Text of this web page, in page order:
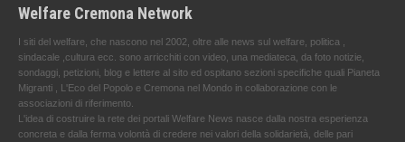
Welfare Cremona Network
I siti del welfare, che nascono nel 2002, oltre alle news sul welfare, politica ,
sindacale ,cultura ecc. sono arricchiti con video, una mediateca, da foto notizie,
sondaggi, petizioni, blog e lettere al sito ed ospitano sezioni specifiche quali Pianeta
Migranti , L'Eco del Popolo e Cremona nel Mondo in collaborazione con le
associazioni di riferimento.
L'idea di costruire la rete dei portali Welfare News nasce dalla nostra esperienza
concreta e dalla ferma volontà di credere nei valori della solidarietà, delle pari